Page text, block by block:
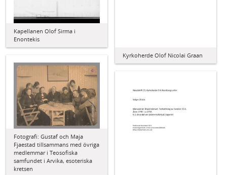
Kapellanen Olof Sirma i
Enontekis
Kyrkoherde Olof Nicolai Graan
Fotografi: Gustaf och Maja
Fjaestad tillsammans med övriga
medlemmar i Teosofiska
samfundet i Arvika, esoteriska
kretsen